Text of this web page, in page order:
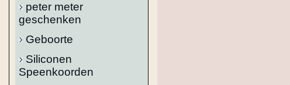
peter meter
geschenken
Geboorte
Siliconen
Speenkoorden